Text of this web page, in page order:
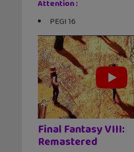
Attention :
PEGI 16
Final Fantasy VIII:
Remastered